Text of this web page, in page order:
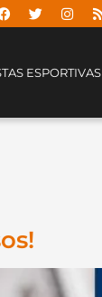
ESPORTIVAS